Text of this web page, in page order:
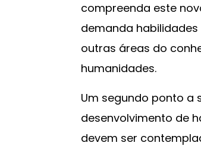
compreenda este
demanda
outras áreas do
humanidades.
Um segundo ponto a
desenvolvimento de
devem ser